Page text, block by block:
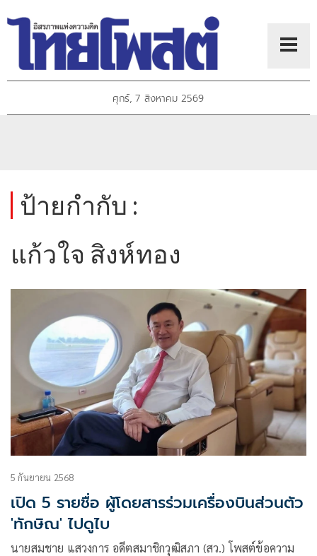
ศุกร์, 7 สิงหาคม 2569
ป้ายกำกับ :
แก้วใจ สิงห์ทอง
5 กันยายน 2568
เปิด 5 รายชื่อ ผู้โดยสารร่วมเครื่องบินส่วนตัว
'ทักษิณ' ไปดูไบ
นายสมชาย แสวงการ อดีตสมาชิกวุฒิสภา (สว.) โพสต์ข้อความ